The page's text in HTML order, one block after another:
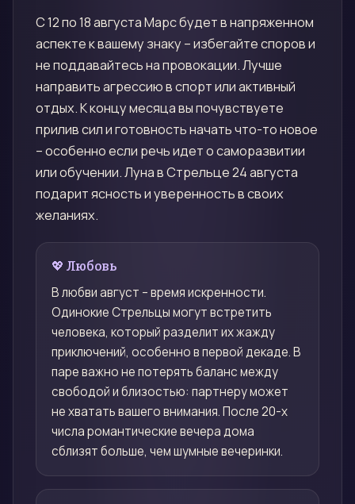
С 12 по 18 августа Марс будет в напряженном
аспекте к вашему знаку – избегайте споров и
не поддавайтесь на провокации. Лучше
направить агрессию в спорт или активный
отдых. К концу месяца вы почувствуете
прилив сил и готовность начать что-то новое
– особенно если речь идет о саморазвитии
или обучении. Луна в Стрельце 24 августа
подарит ясность и уверенность в своих
желаниях.
💖 Любовь
В любви август – время искренности.
Одинокие Стрельцы могут встретить
человека, который разделит их жажду
приключений, особенно в первой декаде. В
паре важно не потерять баланс между
свободой и близостью: партнеру может
не хватать вашего внимания. После 20-х
числа романтические вечера дома
сблизят больше, чем шумные вечеринки.